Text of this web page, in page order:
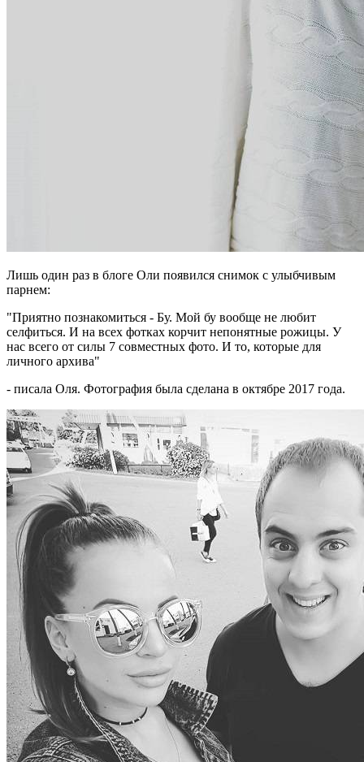
Лишь один раз в блоге Оли появился снимок с улыбчивым
парнем:
"Приятно познакомиться - Бу. Мой бу вообще не любит
селфиться. И на всех фотках корчит непонятные рожицы. У
нас всего от силы 7 совместных фото. И то, которые для
личного архива"
- писала Оля. Фотография была сделана в октябре 2017 года.